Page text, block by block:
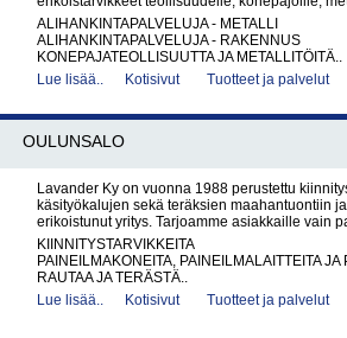
ALIHANKINTAPALVELUJA - METALLI
ALIHANKINTAPALVELUJA - RAKENNUS
KONEPAJATEOLLISUUTTA JA METALLITÖITÄ..
Lue lisää..
Kotisivut Tuotteet ja palvelut
OULUNSALO
Lavander Ky on vuonna 1988 perustettu
käsityökalujen sekä teräksien maahantuontiin
erikoistunut yritys. Tarjoamme asiakkaille vain
KIINNITYSTARVIKKEITA
PAINEILMAKONEITA, PAINEILMALAITTEITA
RAUTAA JA TERÄSTÄ..
Lue lisää..
Kotisivut Tuotteet ja palvelut